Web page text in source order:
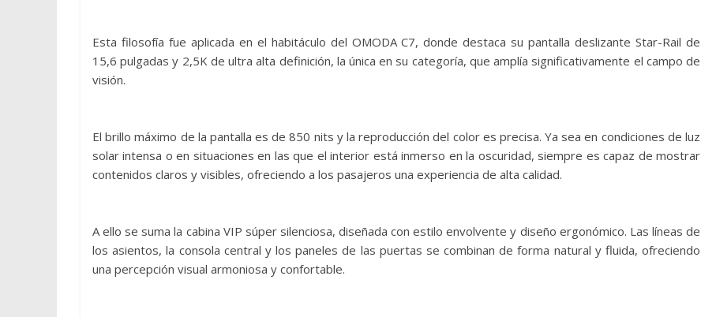
Esta filosofía fue aplicada en el habitáculo del OMODA C7, donde destaca su pantalla deslizante Star-Rail de
15,6 pulgadas y 2,5K de ultra alta definición, la única en su categoría, que amplía significativamente el campo de
visión.
El brillo máximo de la pantalla es de 850 nits y la reproducción del color es precisa. Ya sea en condiciones de luz
solar intensa o en situaciones en las que el interior está inmerso en la oscuridad, siempre es capaz de mostrar
contenidos claros y visibles, ofreciendo a los pasajeros una experiencia de alta calidad.
A ello se suma la cabina VIP súper silenciosa, diseñada con estilo envolvente y diseño ergonómico. Las líneas de
los asientos, la consola central y los paneles de las puertas se combinan de forma natural y fluida, ofreciendo
una percepción visual armoniosa y confortable.